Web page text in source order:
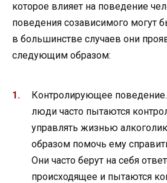
которое влияет на поведение
поведения созависимого могут
в большинстве случаев они
следующим образом:
Контролирующее
люди часто пытаются
управлять жизнью
образом помочь ему
Они часто берут на себя
происходящее и пытаются